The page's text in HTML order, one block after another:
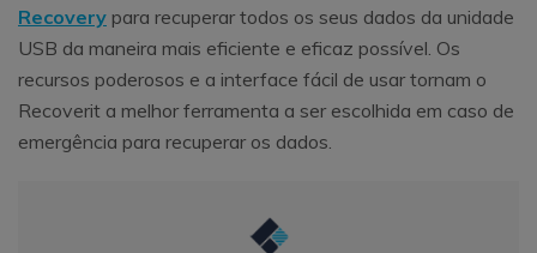
Recovery para recuperar todos os seus dados da unidade
USB da maneira mais eficiente e eficaz possível. Os
recursos poderosos e a interface fácil de usar tornam o
Recoverit a melhor ferramenta a ser escolhida em caso de
emergência para recuperar os dados.